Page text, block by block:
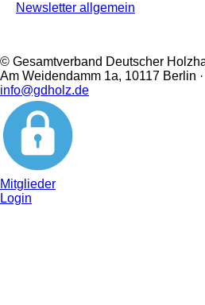
Newsletter allgemein
© Gesamtverband Deutscher
Am Weidendamm 1a, 10117 Berlin
info@gdholz.de
Mitglieder
Login